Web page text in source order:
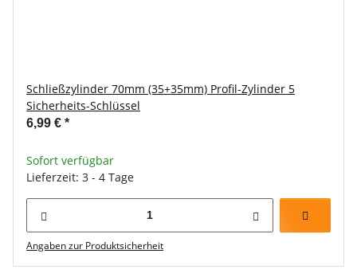
Schließzylinder 70mm (35+35mm) Profil-Zylinder 5
Sicherheits-Schlüssel
6,99 € *
Sofort verfügbar
Lieferzeit: 3 - 4 Tage
Angaben zur Produktsicherheit